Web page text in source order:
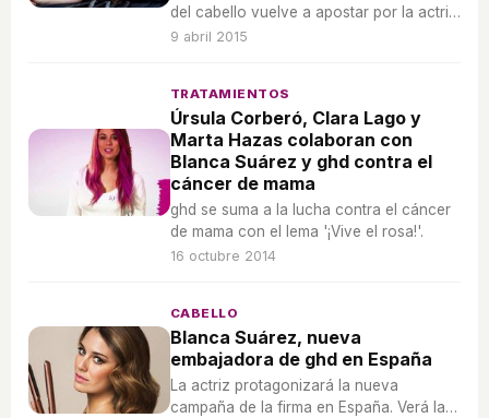
del cabello vuelve a apostar por la actriz
para su nueva campaña.
9 abril 2015
TRATAMIENTOS
Úrsula Corberó, Clara Lago y
Marta Hazas colaboran con
Blanca Suárez y ghd contra el
cáncer de mama
ghd se suma a la lucha contra el cáncer
de mama con el lema '¡Vive el rosa!'.
16 octubre 2014
CABELLO
Blanca Suárez, nueva
embajadora de ghd en España
La actriz protagonizará la nueva
campaña de la firma en España. Verá la